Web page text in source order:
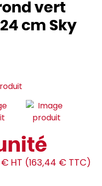
vert
cm Sky
HT (163,44 € TTC)